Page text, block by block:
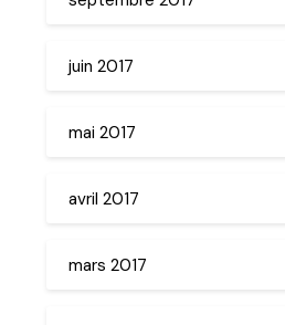
juin 2017
mai 2017
avril 2017
mars 2017